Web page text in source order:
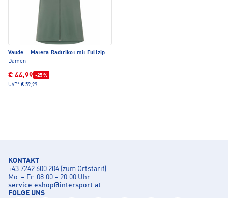
Vaude · Matera Radtrikot mit Fullzip
Damen
€ 44,99 -25 %
UVP* € 59,99
KONTAKT
+43 7242 600 204 (zum Ortstarif)
Mo. – Fr. 08:00 – 20:00 Uhr
service.eshop@intersport.at
FOLGE UNS